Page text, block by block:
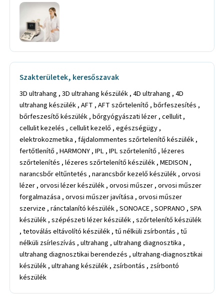
Szakterületek, keresőszavak
3D ultrahang , 3D ultrahang készülék , 4D ultrahang , 4D
ultrahang készülék , AFT , AFT szőrtelenítő , bőrfeszesítés ,
bőrfeszesítő készülék , bőrgyógyászati lézer , cellulit ,
cellulit kezelés , cellulit kezelő , egészségügy ,
elektrokozmetika , fájdalommentes szőrtelenítő készülék ,
fertőtlenítő , HARMONY , IPL , IPL szőrtelenítő , lézeres
szőrtelenítés , lézeres szőrtelenítő készülék , MEDISON ,
narancsbőr eltűntetés , narancsbőr kezelő készülék , orvosi
lézer , orvosi lézer készülék , orvosi műszer , orvosi műszer
forgalmazása , orvosi műszer javítása , orvosi műszer
szervize , ránctalanító készülék , SONOACE , SOPRANO , SPA
készülék , szépészeti lézer készülék , szőrtelenítő készülék
, tetoválás eltávolító készülék , tű nélküli zsírbontás , tű
nélküli zsírleszívás , ultrahang , ultrahang diagnosztika ,
ultrahang diagnosztikai berendezés , ultrahang-diagnosztikai
készülék , ultrahang készülék , zsírbontás , zsírbontó
készülék